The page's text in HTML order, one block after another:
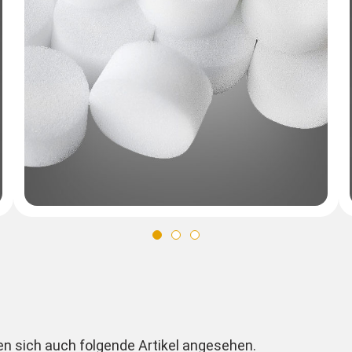
sich auch folgende Artikel angesehen.